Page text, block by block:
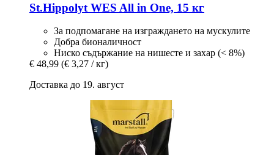
St.Hippolyt WES All in One, 15 кг
За подпомагане на изграждането на мускулите
Добра бионаличност
Ниско съдържание на нишесте и захар (< 8%)
€ 48,99 (€ 3,27 / кг)
Доставка до 19. август